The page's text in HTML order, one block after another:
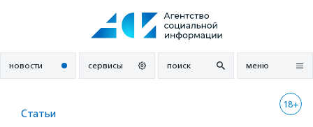
новости сервисы поиск меню
18+
Статьи